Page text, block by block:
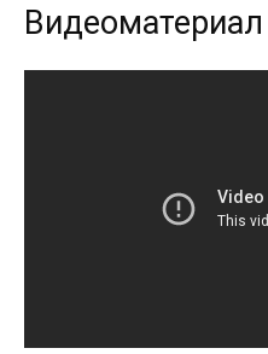
Видеоматериал